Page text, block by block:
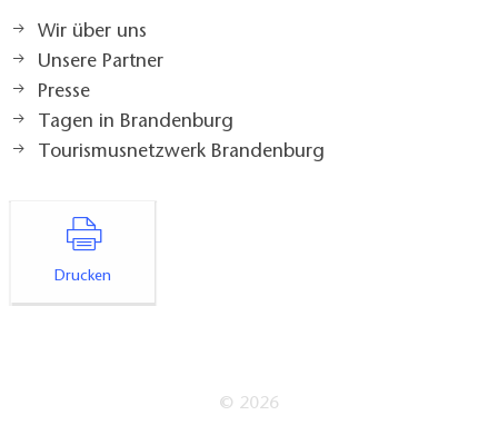
Wir über uns
Unsere Partner
Presse
Tagen in Brandenburg
Tourismusnetzwerk Brandenburg
Drucken
© 2026